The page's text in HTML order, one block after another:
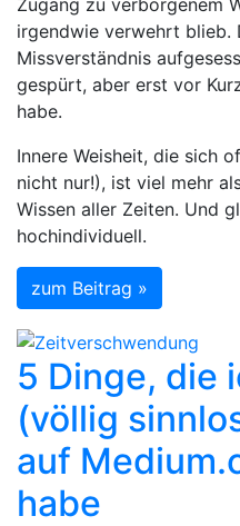
irgendwie verwehrt blieb.
Missverständnis
gespürt, aber erst vor
habe.
Innere Weisheit, die sich
nicht nur!), ist viel mehr
Wissen aller Zeiten. Und
hochindividuell.
zum Beitrag »
5 Dinge, die
(völlig
auf
habe